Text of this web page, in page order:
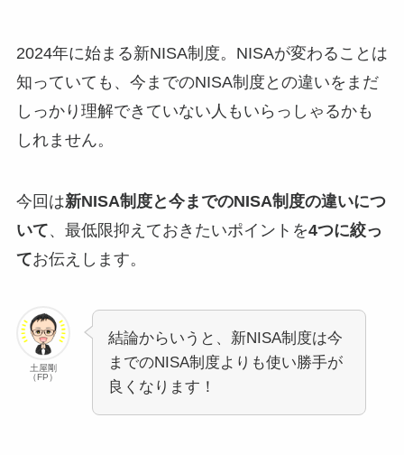
2024年に始まる新NISA制度。NISAが変わることは
知っていても、今までのNISA制度との違いをまだ
しっかり理解できていない人もいらっしゃるかも
しれません。
今回は新NISA制度と今までのNISA制度の違いにつ
いて、最低限抑えておきたいポイントを4つに絞っ
てお伝えします。
土屋剛
（FP）
結論からいうと、新NISA制度は今
までのNISA制度よりも使い勝手が
良くなります！